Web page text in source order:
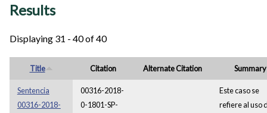
You
Results
Displaying 31 - 40 of 40
Title Citation Alternate Citation Summary
Sentencia
00316-2018-
00316-2018-
0-1801-SP-
Este caso se
refiere al uso